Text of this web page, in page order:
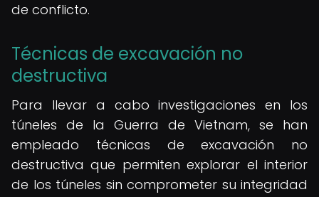
de conflicto.
Técnicas de excavación no
destructiva
Para llevar a cabo investigaciones en los
túneles de la Guerra de Vietnam, se han
empleado técnicas de excavación no
destructiva que permiten explorar el interior
de los túneles sin comprometer su integridad